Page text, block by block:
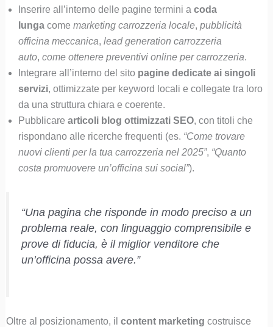
Inserire all’interno delle pagine termini a coda
lungacome marketing carrozzeria locale, pubblicità
officina meccanica, lead generation carrozzeria
auto, come ottenere preventivi online per carrozzeria.
Integrare all’interno del sito pagine dedicate ai singoli
servizi, ottimizzate per keyword locali e collegate tra loro
da una struttura chiara e coerente.
Pubblicare articoli blog ottimizzati SEO, con titoli che
rispondano alle ricerche frequenti (es. “Come trovare
nuovi clienti per la tua carrozzeria nel 2025”, “Quanto
costa promuovere un’officina sui social”).
“Una pagina che risponde in modo preciso a un
problema reale, con linguaggio comprensibile e
prove di fiducia, è il miglior venditore che
un’officina possa avere.”
Oltre al posizionamento, il content marketing costruisce